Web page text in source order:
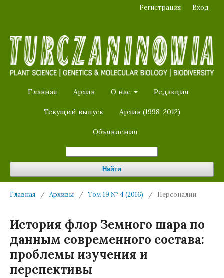
Главная Архив О нас Редакция
Текущий выпуск Архив (1998-2012)
Объявления
Найти
Регистрация Вход
Главная / Архивы / Том 19 № 4 (2016) / Персоналии
История флор Земного шара по
данным современного состава:
проблемы изучения и
перспективы